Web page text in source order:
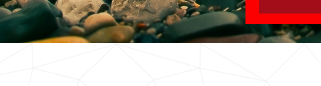
信息爆炸时代，信息传递是否做到更新、更全、更
快